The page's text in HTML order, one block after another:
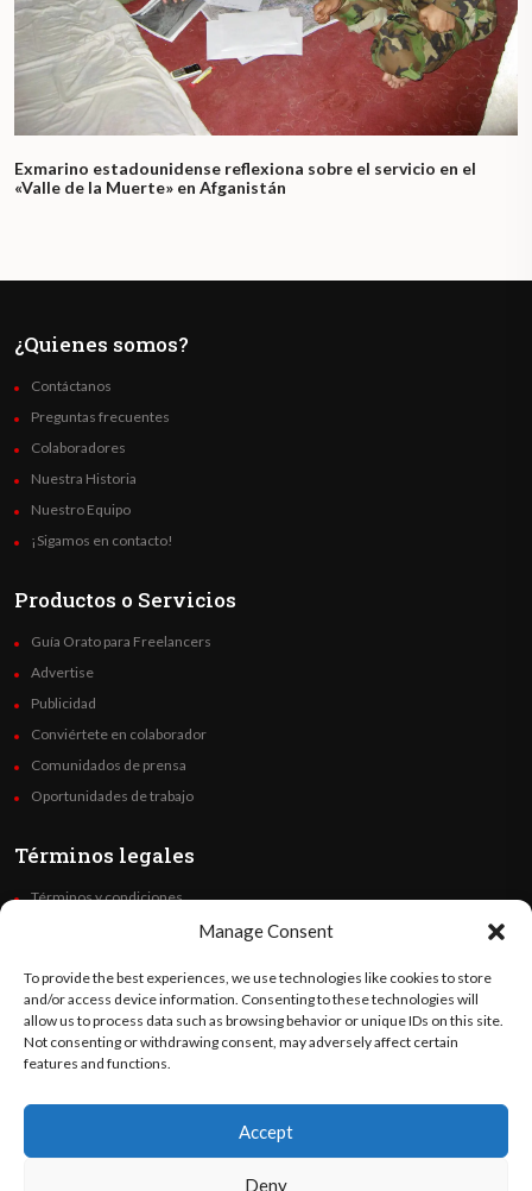
Manage Consent
To provide the best experiences, we use technologies like cookies to store
and/or access device information. Consenting to these technologies will
allow us to process data such as browsing behavior or unique IDs on this site.
Not consenting or withdrawing consent, may adversely affect certain
features and functions.
Accept
Deny
Exmarino estadounidense reflexiona sobre el servicio en el
«Valle de la Muerte» en Afganistán
¿Quienes somos?
Contáctanos
Preguntas frecuentes
Colaboradores
Nuestra Historia
Nuestro Equipo
¡Sigamos en contacto!
Productos o Servicios
Guía Orato para Freelancers
Advertise
Publicidad
Conviértete en colaborador
Comunidados de prensa
Oportunidades de trabajo
Términos legales
Términos y condiciones
Code of Ethics
Síguenos
©OratoWorld Media 2026. Todos los derechos reservados..